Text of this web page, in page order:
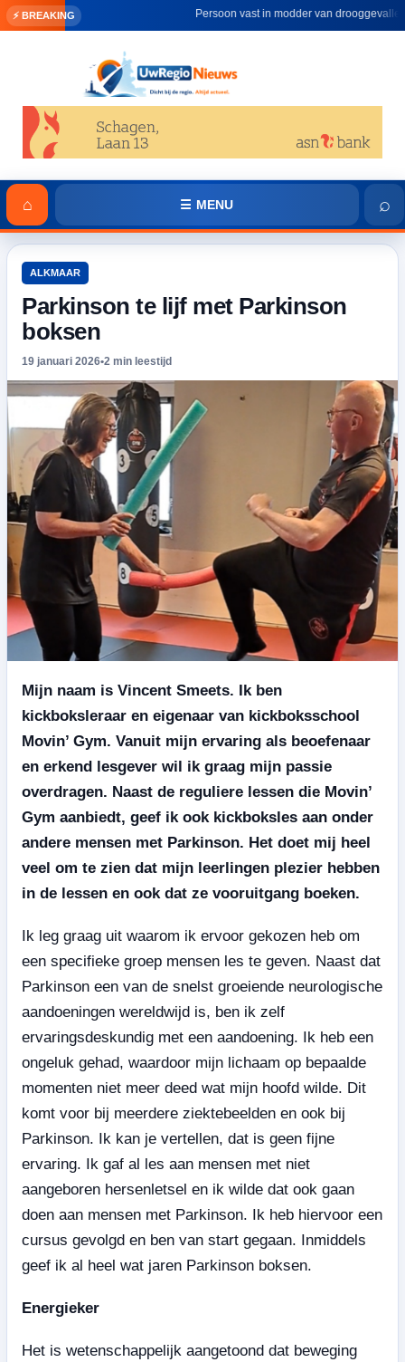
⚡ BREAKING Persoon vast in modder van drooggevallen
⌂ ☰ MENU ⌕
ALKMAAR
Parkinson te lijf met Parkinson
boksen
19 januari 2026•2 min leestijd
Mijn naam is Vincent Smeets. Ik ben
kickboksleraar en eigenaar van kickboksschool
Movin’ Gym. Vanuit mijn ervaring als beoefenaar
en erkend lesgever wil ik graag mijn passie
overdragen. Naast de reguliere lessen die Movin’
Gym aanbiedt, geef ik ook kickboksles aan onder
andere mensen met Parkinson. Het doet mij heel
veel om te zien dat mijn leerlingen plezier hebben
in de lessen en ook dat ze vooruitgang boeken.
Ik leg graag uit waarom ik ervoor gekozen heb om
een specifieke groep mensen les te geven. Naast dat
Parkinson een van de snelst groeiende neurologische
aandoeningen wereldwijd is, ben ik zelf
ervaringsdeskundig met een aandoening. Ik heb een
ongeluk gehad, waardoor mijn lichaam op bepaalde
momenten niet meer deed wat mijn hoofd wilde. Dit
komt voor bij meerdere ziektebeelden en ook bij
Parkinson. Ik kan je vertellen, dat is geen fijne
ervaring. Ik gaf al les aan mensen met niet
aangeboren hersenletsel en ik wilde dat ook gaan
doen aan mensen met Parkinson. Ik heb hiervoor een
cursus gevolgd en ben van start gegaan. Inmiddels
geef ik al heel wat jaren Parkinson boksen.
Energieker
Het is wetenschappelijk aangetoond dat beweging